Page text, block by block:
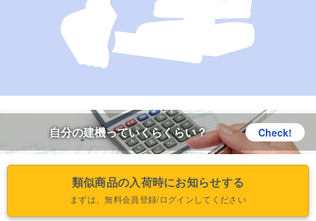
自分の建機っていくらくらい？ Check!
類似商品の入荷時にお知らせする
まずは、無料会員登録/ログインしてください